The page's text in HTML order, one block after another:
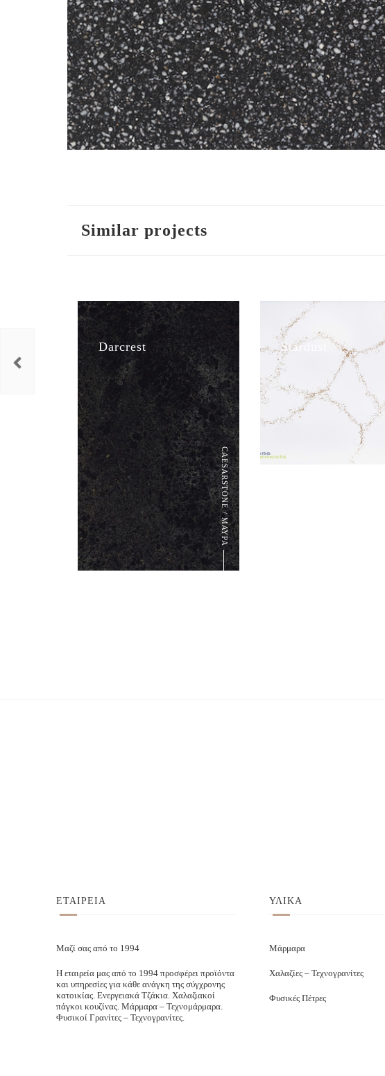
Similar projects
Darcrest
CAESARSTONE / ΜΑΥΡΑ
Stardust
ΕΤΑΙΡΕΙΑ
Μαζί σας από το 1994
Η εταιρεία μας από το 1994 προσφέρει προϊόντα
και υπηρεσίες για κάθε ανάγκη της σύγχρονης
κατοικίας. Ενεργειακά Τζάκια. Χαλαζιακοί
πάγκοι κουζίνας. Μάρμαρα – Τεχνομάρμαρα.
Φυσικοί Γρανίτες – Τεχνογρανίτες.
ΥΛΙΚΑ
Μάρμαρα
Χαλαζίες – Τεχνογρανίτες
Φυσικές Πέτρες